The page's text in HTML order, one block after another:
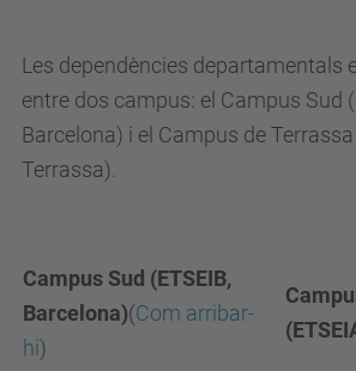
Les dependències departamentals
entre dos campus: el Campus Sud
Barcelona) i el Campus de Terrassa
Terrassa).
Campus Sud (ETSEIB,
Barcelona)(Com arribar-
hi)